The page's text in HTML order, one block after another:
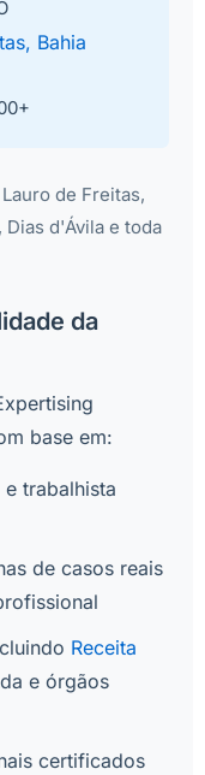
Bahia
de Freitas,
Dias d'Ávila e toda
da
base em:
trabalhista
de casos reais
Receita
e órgãos
certificados